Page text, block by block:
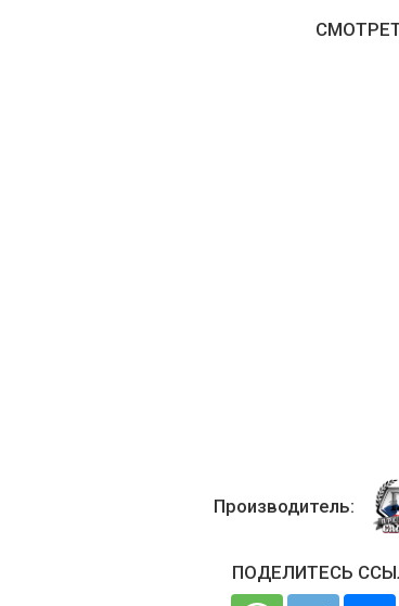
Производитель:
ПОДЕЛИТЕСЬ